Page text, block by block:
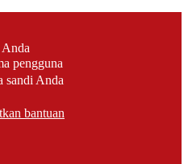
pengguna
sandi Anda
bantuan